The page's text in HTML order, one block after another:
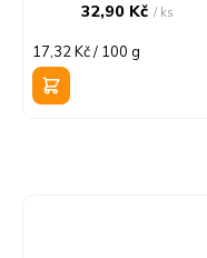
32,90 Kč/ ks
Měrná
cena:
17,32 Kč / 100 g